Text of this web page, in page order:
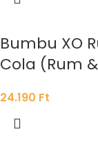
Bumbu XO
Cola (Rum
24.190 Ft